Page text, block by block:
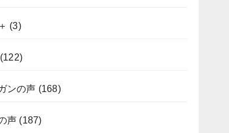
(3)
(122)
ンの声 (168)
声 (187)